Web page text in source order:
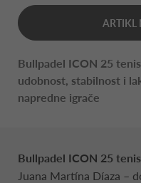
ARTIKL
Bullpadel ICON 25
udobnost, stabilnost i
napredne igrače
Bullpadel ICON 25
Juana Martína Díaza –